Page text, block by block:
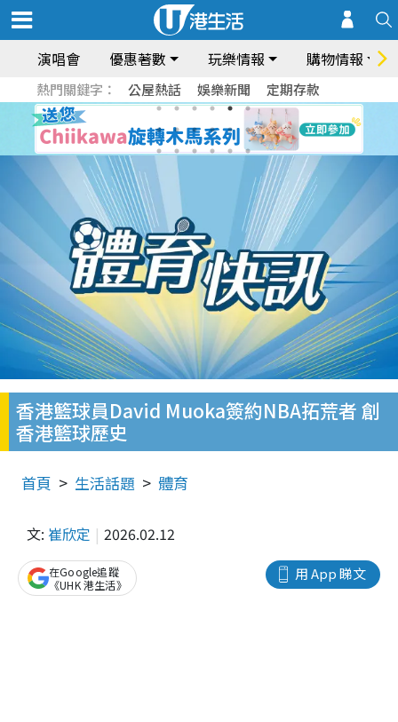
演唱會 優惠著數 玩樂情報 購物情報
熱門關鍵字： 公屋熱話 娛樂新聞 定期存款
香港籃球員David Muoka簽約NBA拓荒者 創
香港籃球歷史
首頁 生活話題 體育
文: 崔欣定 2026.02.12
用 App 睇文
在Google追蹤
《UHK 港生活》